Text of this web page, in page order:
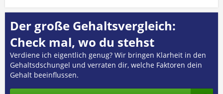
Der große Gehaltsvergleich:
Check mal, wo du stehst
Verdiene ich eigentlich genug? Wir bringen Klarheit in den
Gehaltsdschungel und verraten dir, welche Faktoren dein
Gehalt beeinflussen.